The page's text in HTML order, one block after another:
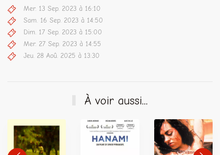
Mer. 13 Sep. 2023 à 16:10
Sam. 16 Sep. 2023 à 14:50
Dim. 17 Sep. 2023 à 15:00
Mer. 27 Sep. 2023 à 14:55
Jeu. 28 Aoû. 2025 à 13:30
À voir aussi...